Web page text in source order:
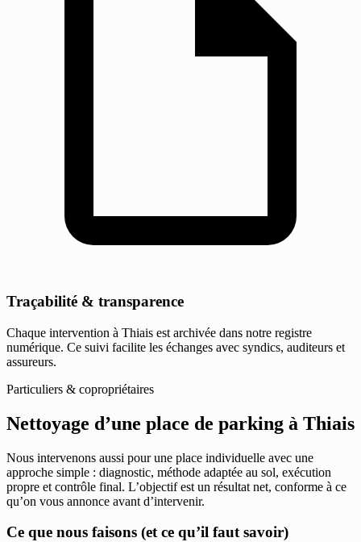
Traçabilité & transparence
Chaque intervention à Thiais est archivée dans notre registre
numérique. Ce suivi facilite les échanges avec syndics, auditeurs et
assureurs.
Particuliers & copropriétaires
Nettoyage d’une place de parking à Thiais
Nous intervenons aussi pour une place individuelle avec une
approche simple : diagnostic, méthode adaptée au sol, exécution
propre et contrôle final. L’objectif est un résultat net, conforme à ce
qu’on vous annonce avant d’intervenir.
Ce que nous faisons (et ce qu’il faut savoir)